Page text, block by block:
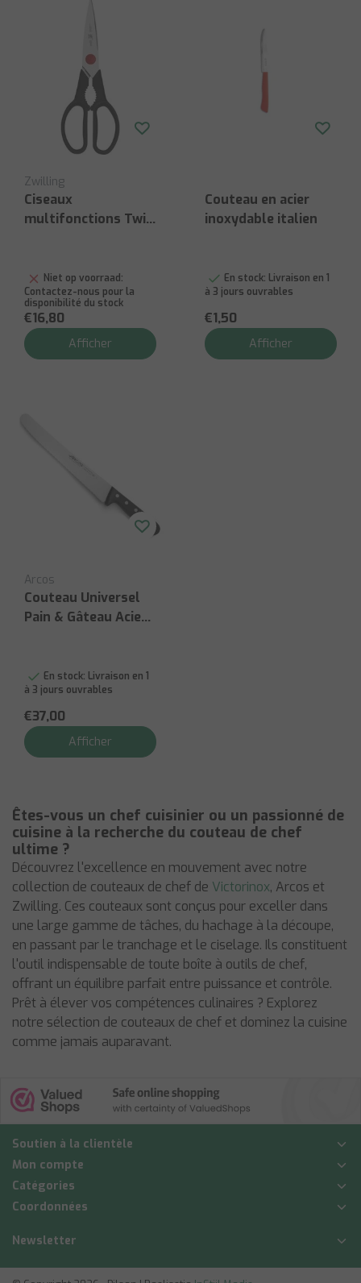
Zwilling
Ciseaux
multifonctions Twin
Niet op voorraad:
Contactez-nous pour la
disponibilité du stock
€16,80
Afficher
Couteau en acier
inoxydable italien
En stock: Livraison en 1
à 3 jours ouvrables
€1,50
Afficher
Arcos
Couteau Universel
Pain & Gâteau Acier
En stock: Livraison en 1
à 3 jours ouvrables
€37,00
Afficher
Êtes-vous un chef cuisinier ou un passionné de
cuisine à la recherche du couteau de chef
ultime ?
Découvrez l'excellence en mouvement avec notre
collection de couteaux de chef de Victorinox, Arcos et
Zwilling. Ces couteaux sont conçus pour exceller dans
une large gamme de tâches, du hachage à la découpe,
en passant par le tranchage et le ciselage. Ils constituent
l'outil indispensable de toute boîte à outils de chef,
offrant un équilibre parfait entre puissance et contrôle.
Prêt à élever vos compétences culinaires ? Explorez
notre sélection de couteaux de chef et dominez la cuisine
comme jamais auparavant.
Soutien à la clientèle
Mon compte
Catégories
Coordonnées
Newsletter